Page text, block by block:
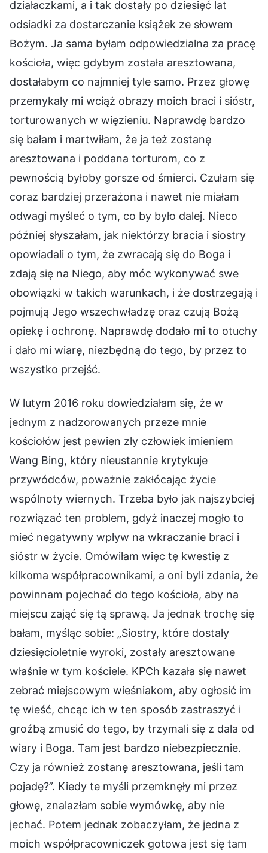
działaczkami, a i tak dostały po dziesięć lat
odsiadki za dostarczanie książek ze słowem
Bożym. Ja sama byłam odpowiedzialna za pracę
kościoła, więc gdybym została aresztowana,
dostałabym co najmniej tyle samo. Przez głowę
przemykały mi wciąż obrazy moich braci i sióstr,
torturowanych w więzieniu. Naprawdę bardzo
się bałam i martwiłam, że ja też zostanę
aresztowana i poddana torturom, co z
pewnością byłoby gorsze od śmierci. Czułam się
coraz bardziej przerażona i nawet nie miałam
odwagi myśleć o tym, co by było dalej. Nieco
później słyszałam, jak niektórzy bracia i siostry
opowiadali o tym, że zwracają się do Boga i
zdają się na Niego, aby móc wykonywać swe
obowiązki w takich warunkach, i że dostrzegają i
pojmują Jego wszechwładzę oraz czują Bożą
opiekę i ochronę. Naprawdę dodało mi to otuchy
i dało mi wiarę, niezbędną do tego, by przez to
wszystko przejść.
W lutym 2016 roku dowiedziałam się, że w
jednym z nadzorowanych przeze mnie
kościołów jest pewien zły człowiek imieniem
Wang Bing, który nieustannie krytykuje
przywódców, poważnie zakłócając życie
wspólnoty wiernych. Trzeba było jak najszybciej
rozwiązać ten problem, gdyż inaczej mogło to
mieć negatywny wpływ na wkraczanie braci i
sióstr w życie. Omówiłam więc tę kwestię z
kilkoma współpracownikami, a oni byli zdania, że
powinnam pojechać do tego kościoła, aby na
miejscu zająć się tą sprawą. Ja jednak trochę się
bałam, myśląc sobie: „Siostry, które dostały
dziesięcioletnie wyroki, zostały aresztowane
właśnie w tym kościele. KPCh kazała się nawet
zebrać miejscowym wieśniakom, aby ogłosić im
tę wieść, chcąc ich w ten sposób zastraszyć i
groźbą zmusić do tego, by trzymali się z dala od
wiary i Boga. Tam jest bardzo niebezpiecznie.
Czy ja również zostanę aresztowana, jeśli tam
pojadę?”. Kiedy te myśli przemknęły mi przez
głowę, znalazłam sobie wymówkę, aby nie
jechać. Potem jednak zobaczyłam, że jedna z
moich współpracowniczek gotowa jest się tam